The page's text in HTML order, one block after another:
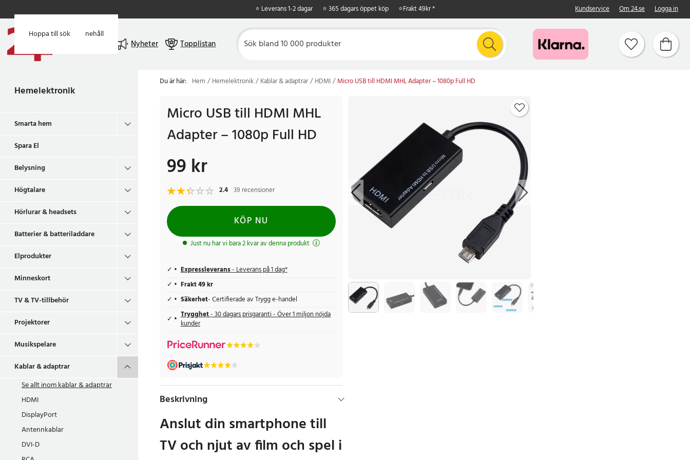
Hoppa till huvudinnehåll
Hoppa till sök
⭐ Leverans 1-2 dagar ⭐ 365 dagars öppet köp ⭐Frakt 49kr * Kundservice Om 24.se Logga in
Nyheter Topplistan
Hemelektronik
Smarta hem
Spara El
Belysning
Högtalare
Hörlurar & headsets
Batterier & batteriladdare
Elprodukter
Minneskort
TV & TV-tillbehör
Projektorer
Musikspelare
Kablar & adaptrar
Se allt inomkablar & adaptrar
HDMI
DisplayPort
Antennkablar
DVI-D
Du är här: Hem Hemelektronik Kablar & adaptrar HDMI Micro USB till HDMI MHL Adapter – 1080p Full HD
Micro USB till HDMI MHL
Adapter – 1080p Full HD
Pris:99 kr
99 kr
2.4 39 recensioner
KÖP NU
Just nu har vi bara 2 kvar av denna produkt
Expressleverans- Leverans på 1 dag*
Frakt 49 kr
Säkerhet- Certifierade av Trygg e-handel
Trygghet- 30 dagars prisgaranti - Över 1 miljon nöjda
kunder
Beskrivning
Anslut din smartphone till
TV och njut av film och spel i